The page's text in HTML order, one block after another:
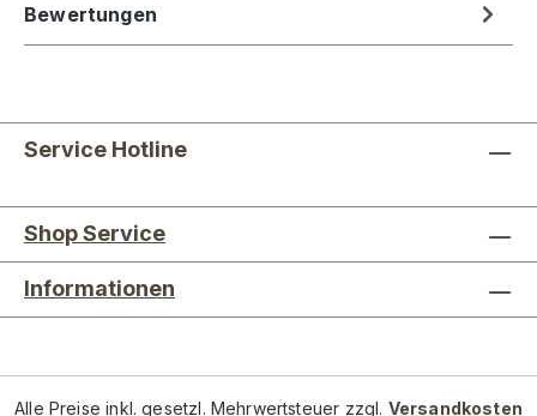
Bewertungen
Service Hotline
Shop Service
Informationen
Alle Preise inkl. gesetzl. Mehrwertsteuer zzgl. Versandkosten